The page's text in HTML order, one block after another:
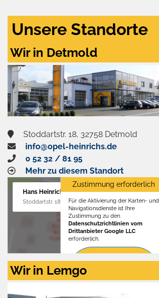
Unsere Standorte
Wir in Detmold
Stoddartstr. 18, 32758 Detmold
info@opel-heinrichs.de
0 52 32 / 81 95
Mehr zu diesem Standort
Hans Heinrichs GmbH
Stoddartstr. 18, 32758 Detmold
Zustimmung erforderlich
Für die Aktivierung der Karten- und
Navigationsdienste ist Ihre
Zustimmung zu den
Datenschutzrichtlinien vom
Drittanbieter Google LLC
erforderlich.
Zustimmen
aktivieren
Wir in Lemgo